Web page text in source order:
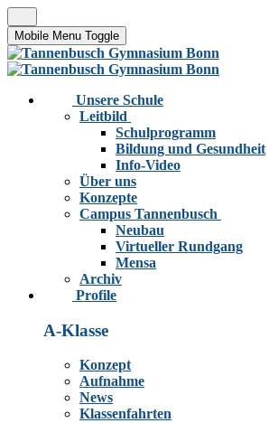
Mobile Menu Toggle
Unsere Schule
Leitbild
Schulprogramm
Bildung und Gesundheit
Info-Video
Über uns
Konzepte
Campus Tannenbusch
Neubau
Virtueller Rundgang
Mensa
Archiv
Profile
A-Klasse
Konzept
Aufnahme
News
Klassenfahrten